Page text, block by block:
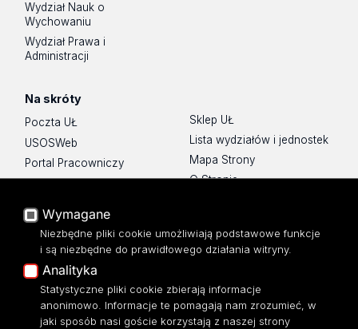
Wydział Nauk o
Wychowaniu
Wydział Prawa i
Administracji
Na skróty
Poczta UŁ
USOSWeb
Portal Pracowniczy
Baza Aktów Własnych
Moodle
Eksperci UŁ
Polityka Prywatności
Dostępność
Sklep UŁ
Lista wydziałów i jednostek
Mapa Strony
O Stronie
Wymagane
Niezbędne pliki cookie umożliwiają podstawowe funkcje
i są niezbędne do prawidłowego działania witryny.
Analityka
Statystyczne pliki cookie zbierają informacje
anonimowo. Informacje te pomagają nam zrozumieć, w
jaki sposób nasi goście korzystają z naszej strony